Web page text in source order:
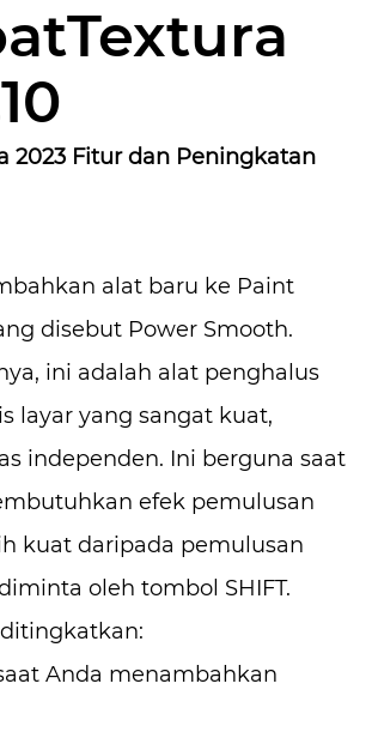
2023 Fitur dan Peningkatan
alat baru ke Paint
disebut Power Smooth.
ini adalah alat penghalus
layar yang sangat kuat,
independen. Ini berguna saat
efek pemulusan
kuat daripada pemulusan
oleh tombol SHIFT.
Anda menambahkan